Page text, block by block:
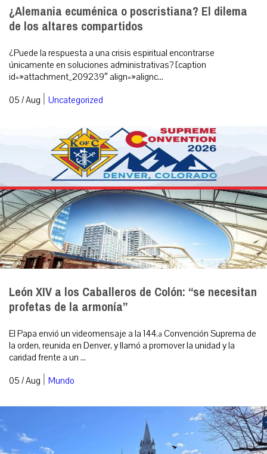
¿Alemania ecuménica o poscristiana? El dilema
de los altares compartidos
¿Puede la respuesta a una crisis espiritual encontrarse
únicamente en soluciones administrativas? [caption
id=»attachment_209239″ align=»alignc...
05 / Aug | Uncategorized
León XIV a los Caballeros de Colón: “se necesitan
profetas de la armonía”
El Papa envió un videomensaje a la 144.ª Convención Suprema de
la orden, reunida en Denver, y llamó a promover la unidad y la
caridad frente a un ...
05 / Aug | Mundo